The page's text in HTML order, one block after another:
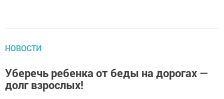
НОВОСТИ
Уберечь ребенка от беды на дорогах —
долг взрослых!